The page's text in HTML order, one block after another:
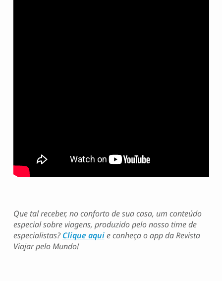
Que tal receber, no conforto de sua casa, um conteúdo
especial sobre viagens, produzido pelo nosso time de
especialistas?Clique aquie conheça o app da Revista
Viajar pelo Mundo!